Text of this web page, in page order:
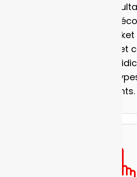
tokenisés sur des
crypto, événements
culturels). Un
software bien conçu et
permet de viser les
tout en offrant des
innovants.